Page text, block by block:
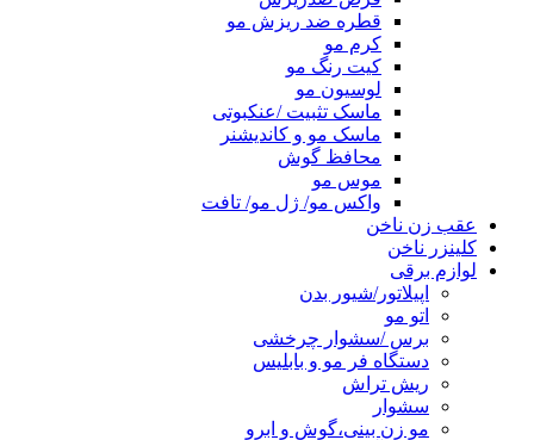
قطره ضد ریزش مو
کرم مو
کیت رنگ مو
لوسیون مو
ماسک تثبیت /عنکبوتی
ماسک مو و کاندیشنر
محافظ گوش
موس مو
واکس مو/ ژل مو/ تافت
عقب زن ناخن
کلینزر ناخن
لوازم برقی
اپیلاتور/شیور بدن
اتو مو
برس /سشوار چرخشی
دستگاه فر مو و بابلیس
ریش تراش
سشوار
مو زن بینی،گوش و ابرو